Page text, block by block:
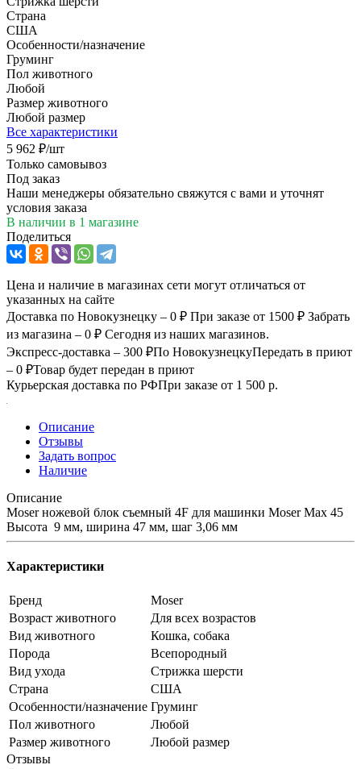
Страна
США
Особенности/назначение
Груминг
Пол животного
Любой
Размер животного
Любой размер
Все характеристики
5 962 ₽/шт
Только самовывоз
Под заказ
Наши менеджеры обязательно свяжутся с вами и уточнят
условия заказа
В наличии в 1 магазине
Поделиться
Цена и наличие в магазинах сети могут отличаться от
указанных на сайте
Доставка по Новокузнецку – 0 ₽ При заказе от 1500 ₽ Забрать
из магазина – 0 ₽ Сегодня из наших магазинов.
Экспресс-доставка – 300 ₽По НовокузнецкуПередать в приют
– 0 ₽Товар будет передан в приют
Курьерская доставка по РФПри заказе от 1 500 р.
Описание
Отзывы
Задать вопрос
Наличие
Описание
Moser ножевой блок съемный 4F для машинки Moser Max 45
Высота 9 мм, ширина 47 мм, шаг 3,06 мм
Характеристики
Бренд
Moser
Возраст животного
Для всех возрастов
Вид животного
Кошка, собака
Порода
Всепородный
Вид ухода
Стрижка шерсти
Страна
США
Особенности/назначение Груминг
Пол животного
Любой
Размер животного
Любой размер
Отзывы